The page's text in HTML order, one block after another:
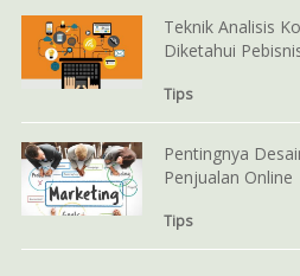
Teknik Analisis
Diketahui
Tips
Pentingnya
Penjualan Online
Tips